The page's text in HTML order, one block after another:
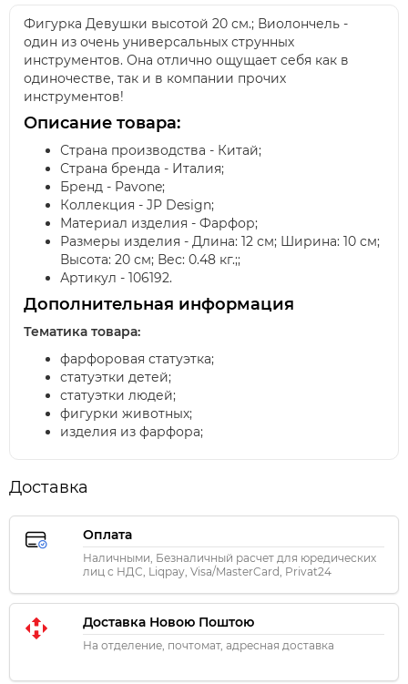
Фигурка Девушки высотой 20 см.; Виолончель -
один из очень универсальных струнных
инструментов. Она отлично ощущает себя как в
одиночестве, так и в компании прочих
инструментов!
Описание товара:
Страна производства - Китай;
Страна бренда - Италия;
Бренд - Pavone;
Коллекция - JP Design;
Материал изделия - Фарфор;
Размеры изделия - Длина: 12 см; Ширина: 10 см;
Высота: 20 см; Вес: 0.48 кг.;;
Артикул - 106192.
Дополнительная информация
Тематика товара:
фарфоровая статуэтка;
статуэтки детей;
статуэтки людей;
фигурки животных;
изделия из фарфора;
Доставка
Оплата
Наличными, Безналичный расчет для юредических
лиц с НДС, Liqpay, Visa/MasterCard, Privat24
Доставка Новою Поштою
На отделение, почтомат, адресная доставка